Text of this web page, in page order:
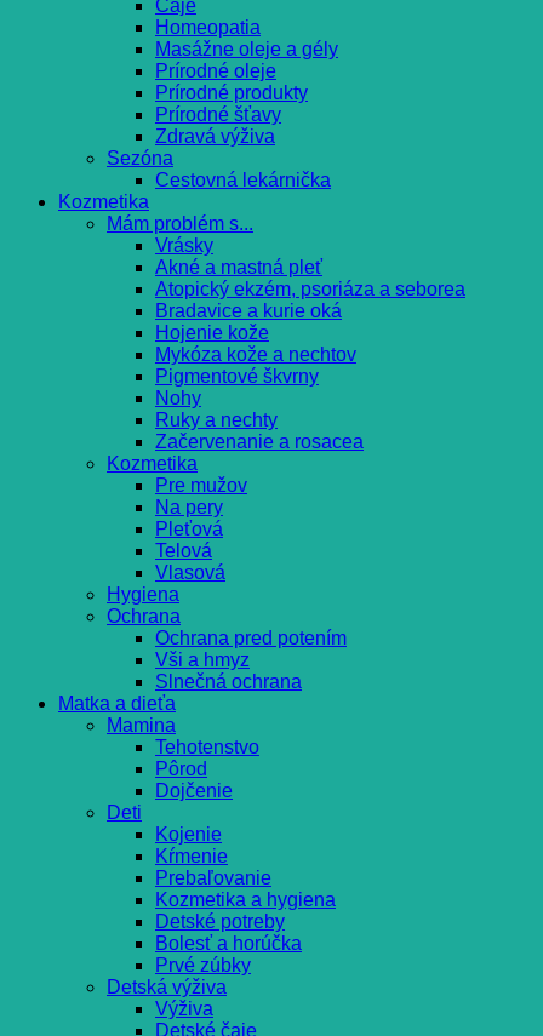
Čaje
Homeopatia
Masážne oleje a gély
Prírodné oleje
Prírodné produkty
Prírodné šťavy
Zdravá výživa
Sezóna
Cestovná lekárnička
Kozmetika
Mám problém s...
Vrásky
Akné a mastná pleť
Atopický ekzém, psoriáza a seborea
Bradavice a kurie oká
Hojenie kože
Mykóza kože a nechtov
Pigmentové škvrny
Nohy
Ruky a nechty
Začervenanie a rosacea
Kozmetika
Pre mužov
Na pery
Pleťová
Telová
Vlasová
Hygiena
Ochrana
Ochrana pred potením
Vši a hmyz
Slnečná ochrana
Matka a dieťa
Mamina
Tehotenstvo
Pôrod
Dojčenie
Deti
Kojenie
Kŕmenie
Prebaľovanie
Kozmetika a hygiena
Detské potreby
Bolesť a horúčka
Prvé zúbky
Detská výživa
Výživa
Detské čaje